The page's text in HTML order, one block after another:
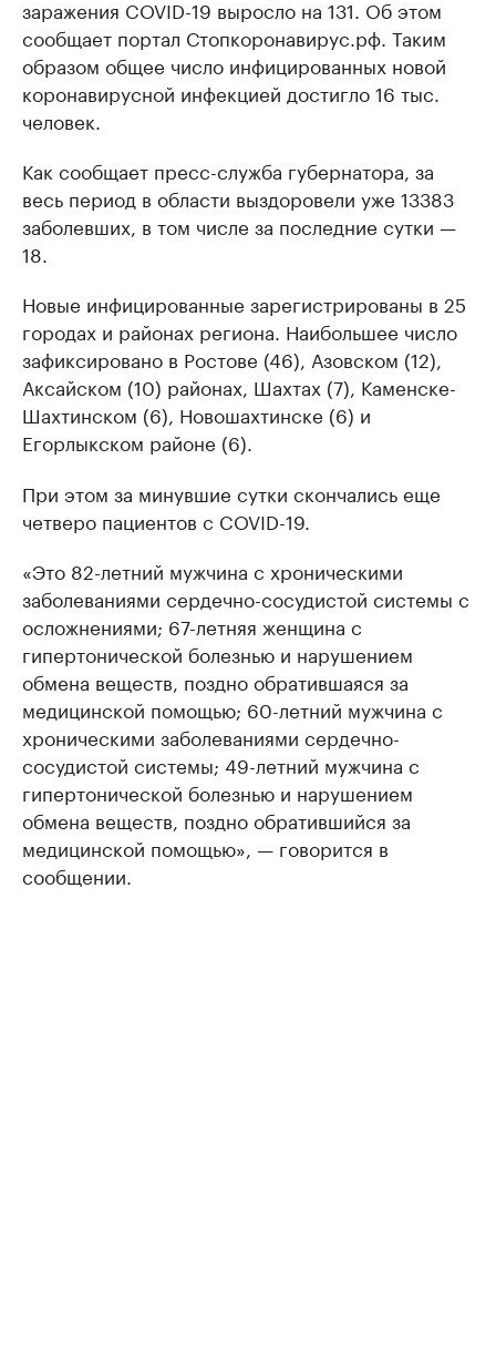
заражения COVID-19 выросло на 131. Об этом
сообщает портал Стопкоронавирус.рф. Таким
образом общее число инфицированных новой
коронавирусной инфекцией достигло 16 тыс.
человек.
Как сообщает пресс-служба губернатора, за
весь период в области выздоровели уже 13383
заболевших, в том числе за последние сутки —
18.
Новые инфицированные зарегистрированы в 25
городах и районах региона. Наибольшее число
зафиксировано в Ростове (46), Азовском (12),
Аксайском (10) районах, Шахтах (7), Каменске-
Шахтинском (6), Новошахтинске (6) и
Егорлыкском районе (6).
При этом за минувшие сутки скончались еще
четверо пациентов с COVID-19.
«Это 82-летний мужчина с хроническими
заболеваниями сердечно-сосудистой системы с
осложнениями; 67-летняя женщина с
гипертонической болезнью и нарушением
обмена веществ, поздно обратившаяся за
медицинской помощью; 60-летний мужчина с
хроническими заболеваниями сердечно-
сосудистой системы; 49-летний мужчина с
гипертонической болезнью и нарушением
обмена веществ, поздно обратившийся за
медицинской помощью», — говорится в
сообщении.